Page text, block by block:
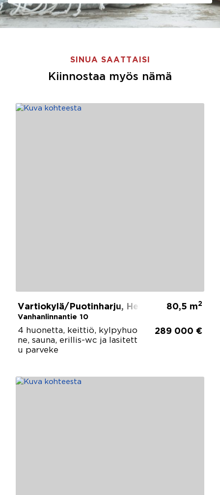
SINUA SAATTAISI
Kiinnostaa myös nämä
Vartiokylä/Puotinharju, Helsinki
Vanhanlinnantie 10
80,5 m2
4 huonetta, keittiö, kylpyhuo
ne, sauna, erillis-wc ja lasitett
u parveke
289 000 €